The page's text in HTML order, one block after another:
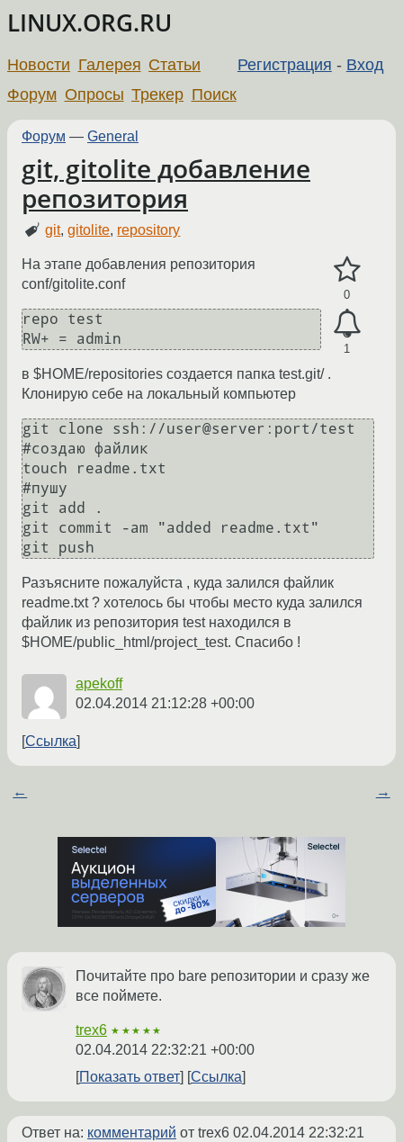
LINUX.ORG.RU
Регистрация - Вход
Новости Галерея Статьи
Форум Опросы Трекер Поиск
Форум — General
git, gitolite добавление
репозитория
git,gitolite, repository
0
1
На этапе добавления репозитория
conf/gitolite.conf
repo test
в $HOME/repositories создается папка test.git/ .
Клонирую себе на локальный компьютер
git clone ssh://user@server:port/test
#создаю файлик
touch readme.txt
#пушу
git add .
git commit -am "added readme.txt"
Разъясните пожалуйста , куда залился файлик
readme.txt ? хотелось бы чтобы место куда залился
файлик из репозитория test находился в
$HOME/public_html/project_test. Спасибо !
apekoff
02.04.2014 21:12:28 +00:00
Ссылка
← →
Почитайте про bare репозитории и сразу же
все поймете.
trex6 ★★★★★
02.04.2014 22:32:21 +00:00
Показать ответ
Ссылка
Ответ на: комментарий от trex6 02.04.2014 22:32:21